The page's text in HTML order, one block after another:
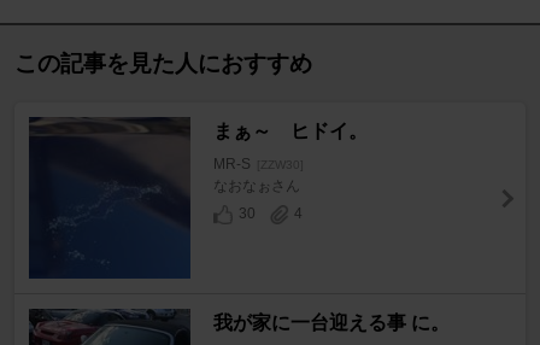
この記事を見た人におすすめ
まぁ～ ヒドイ。
MR-S [ZZW30]
なおなぉさん
30
4
我が家に一台迎える事 に。